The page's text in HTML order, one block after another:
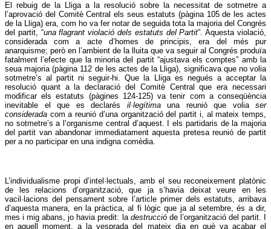
El rebuig de la Lliga a la resolució sobre la necessitat de sotmetre a
l’aprovació del Comitè Centralels seus estatuts (pàgina 105 de les actes
de la Lliga) era, com ho va fer notar de seguida tota la majoria del Congrés
del partit, “una flagrant violació dels estatuts del Partit”. Aquesta violació,
considerada com a acte d’homes de principis, era del més pur
anarquisme; però en l’ambient de la lluita que va seguir al Congrés produïa
fatalment l’efecte que la minoria del partit “ajustava els comptes” amb la
seua majoria (pàgina 112 de les actes de la Lliga), significava que no volia
sotmetre’s al partit ni seguir-hi. Que la Lliga es negués a acceptar la
resolució quant a la declaració del Comitè Central que era necessari
modificar els estatuts (pàgines 124-125) va tenir com a conseqüència
inevitable el que es declarés il·legítima una reunió que volia ser
considerada com a reunió d’una organització del partit i, al mateix temps,
no sotmetre’s a l’organisme central d’aquest. I els partidaris de la majoria
del partit van abandonar immediatament aquesta pretesa reunió de partit
per a no participar en una indigna comèdia.
L’individualisme propi d’intel·lectuals, amb el seu reconeixement platònic
de les relacions d’organització, que ja s’havia deixat veure en les
vacil·lacions del pensament sobre l’article primer dels estatuts, arribava
d’aquesta manera, en la pràctica, al fi lògic que ja al setembre, és a dir,
mes i mig abans, jo havia predit: la destrucció de l’organització del partit. I
en aquell moment, a la vesprada del mateix dia en què va acabar el